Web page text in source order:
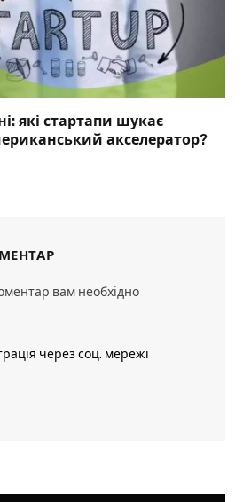
які стартапи шукає
акселератор?
вам необхідно
через соц. мережі